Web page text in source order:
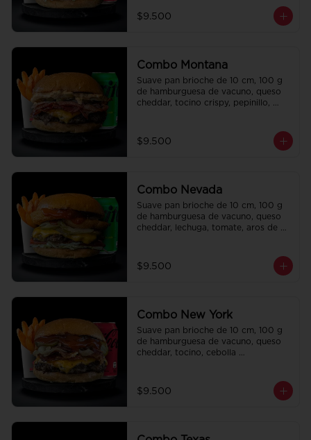
condimentadas, salsa de la casa de
regalo a elección y una bebida de
$9.500
Combo Montana
Suave pan brioche de 10 cm, 100 g
de hamburguesa de vacuno, queso
cheddar, tocino crispy, pepinillo,
salsa de la casa de regalo a elección
y una Bebida de 350 cc a elección.
$9.500
Combo Nevada
Suave pan brioche de 10 cm, 100 g
de hamburguesa de vacuno, queso
cheddar, lechuga, tomate, aros de
condimentadas, salsa de la casa de
regalo a elección y una bebida de
$9.500
Combo New York
Suave pan brioche de 10 cm, 100 g
de hamburguesa de vacuno, queso
cheddar, tocino, cebolla
condimentadas, salsa de la casa de
regalo a elección y una Bebida de
$9.500